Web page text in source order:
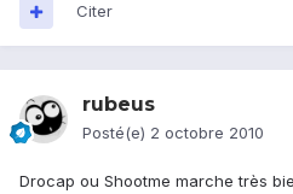
Citer
rubeus
Posté(e) 2 octobre 2010
Drocap ou Shootme marche très